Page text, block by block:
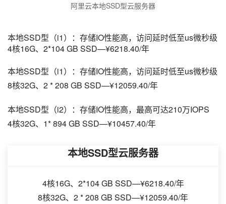
阿里云本地SSD型云服务器
本地SSD型（i1）：存储IO性能高，访问延时低至us微秒级
4核16G、2*104 GB SSD—¥6218.40/年
本地SSD型（i1）：存储IO性能高，访问延时低至us微秒级
8核32G、2 * 208 GB SSD—¥12059.40/年
本地SSD型（i2）：存储IO性能高，最高可达210万IOPS
4核32G、1* 894 GB SSD—¥10457.40/年
本地SSD型云服务器
4核16G、2*104 GB SSD—¥6218.40/年
8核32G、2 * 208 GB SSD—¥12059.40/年